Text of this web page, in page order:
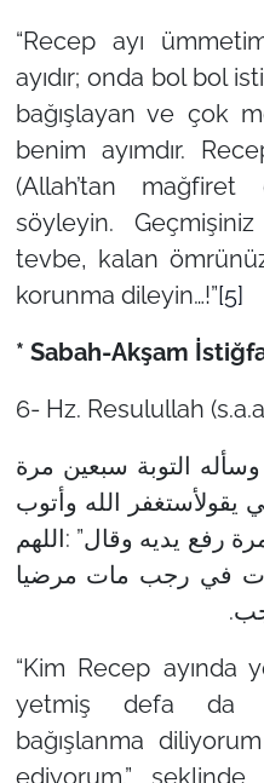
“Recep ayı
ayıdır; onda bol bol
bağışlayan ve çok
benim ayımdır.
(Allah’tan
söyleyin.
tevbe, kalan
korunma dileyin…!”[5]
* Sabah-Akşam
6- Hz. Resulullah
التوبة سبعين مرة
يقولأستغفر الله وأتوب
رفع يديه وقال” :اللهم
في رجب مات مرضيا
“Kim Recep ayında
yetmiş defa da
bağışlanma
ediyorum.”